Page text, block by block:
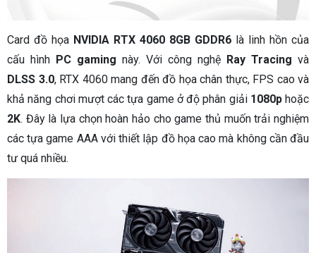
Card đồ họa NVIDIA RTX 4060 8GB GDDR6 là linh hồn của
cấu hình PC gaming này. Với công nghệ Ray Tracing và
DLSS 3.0, RTX 4060 mang đến đồ họa chân thực, FPS cao và
khả năng chơi mượt các tựa game ở độ phân giải 1080phoặc
2K. Đây là lựa chọn hoàn hảo cho game thủ muốn trải nghiệm
các tựa game AAA với thiết lập đồ họa cao mà không cần đầu
tư quá nhiều.